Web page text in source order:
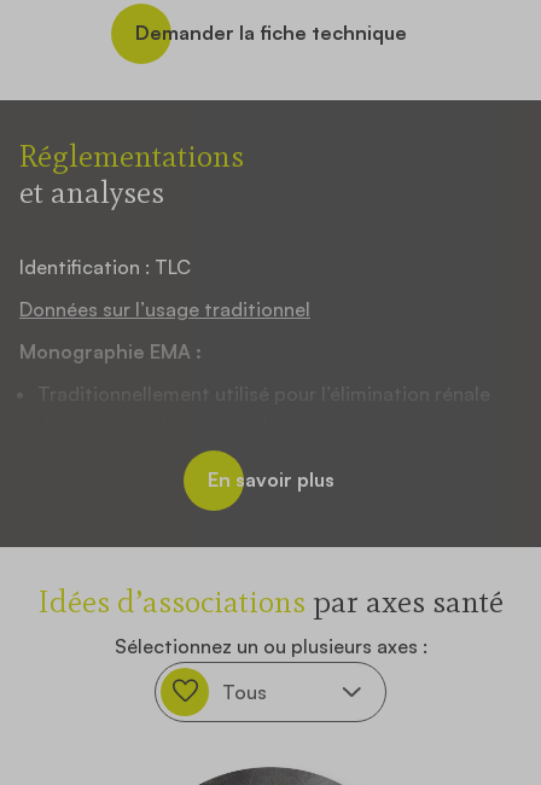
Demander la fiche technique
Réglementations
et analyses
Identification : TLC
Données sur l’usage traditionnel
Monographie EMA :
Traditionnellement utilisé pour l’élimination rénale
Monographie allemande :
Utilisé pour l’élimination rénale d’eau
En savoir plus
Idées d’associations par axes santé
Sélectionnez un ou plusieurs axes :